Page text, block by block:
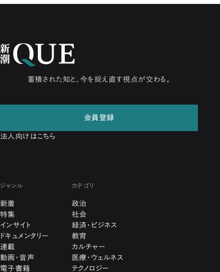
蓄積された知と、今を捉え直す視点が交わる。
会員登録
法人向けはこちら
ジャンル
新着
特集
インサイト
ドキュメンタリー
連載
動画・音声
電子書籍
カテゴリ
政治
社会
経済・ビジネス
教育
カルチャー
医療・ウェルネス
テクノロジー